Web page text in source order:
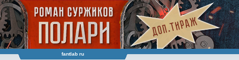
fantlab ru